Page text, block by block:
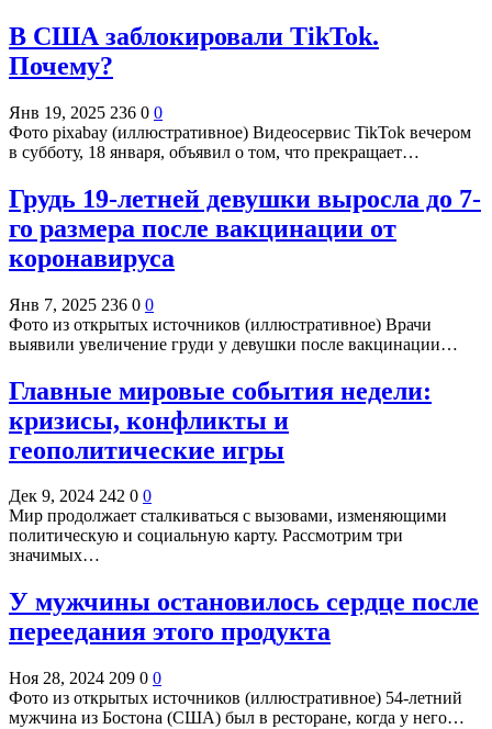
В США заблокировали TikTok.
Почему?
Янв 19, 2025 236 0 0
Фото pixabay (иллюстративное) Видеосервис TikTok вечером
в субботу, 18 января, объявил о том, что прекращает…
Грудь 19-летней девушки выросла до 7-
го размера после вакцинации от
коронавируса
Янв 7, 2025 236 0 0
Фото из открытых источников (иллюстративное) Врачи
выявили увеличение груди у девушки после вакцинации…
Главные мировые события недели:
кризисы, конфликты и
геополитические игры
Дек 9, 2024 242 0 0
Мир продолжает сталкиваться с вызовами, изменяющими
политическую и социальную карту. Рассмотрим три
значимых…
У мужчины остановилось сердце после
переедания этого продукта
Ноя 28, 2024 209 0 0
Фото из открытых источников (иллюстративное) 54-летний
мужчина из Бостона (США) был в ресторане, когда у него…